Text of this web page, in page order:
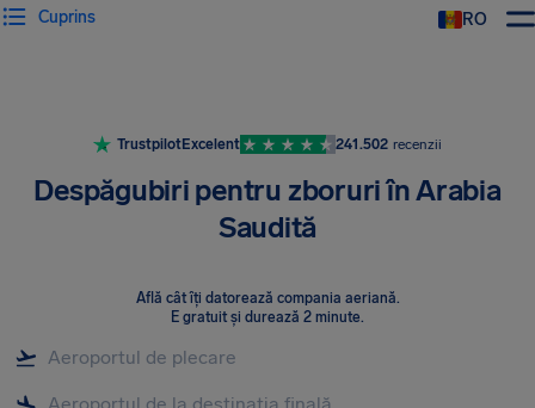
RO
Cuprins
TrustpilotExcelent 241.502 recenzii
Despăgubiri pentru zboruri în Arabia
Saudită
Află cât îți datorează compania aeriană.
E gratuit și durează 2 minute.